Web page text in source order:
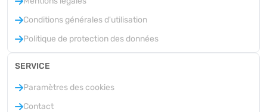
Conditions générales d'utilisation
Politique de protection des données
SERVICE
Paramètres des cookies
Contact